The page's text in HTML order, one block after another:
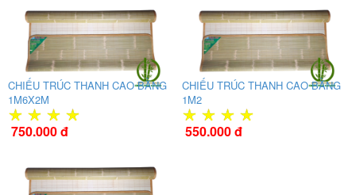
CHIẾU TRÚC THANH CAO BẰNG
1M6X2M
750.000 đ
CHIẾU TRÚC THANH CAO BẰNG
1M2
550.000 đ